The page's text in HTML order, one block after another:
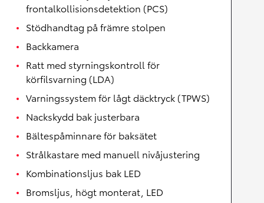
frontalkollisionsdetektion (PCS)
Stödhandtag på främre stolpen
Backkamera
Ratt med styrningskontroll för
körfilsvarning (LDA)
Varningssystem för lågt däcktryck (TPWS)
Nackskydd bak justerbara
Bältespåminnare för baksätet
Strålkastare med manuell nivåjustering
Kombinationsljus bak LED
Bromsljus, högt monterat, LED